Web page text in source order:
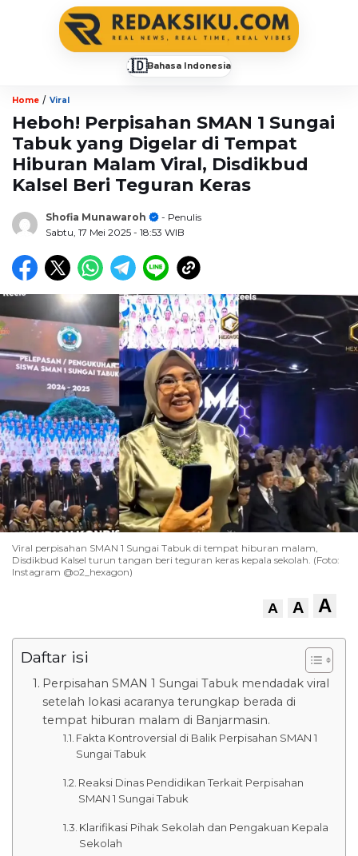
🇮🇩Bahasa Indonesia
Home / Viral
Heboh! Perpisahan SMAN 1 Sungai
Tabuk yang Digelar di Tempat
Hiburan Malam Viral, Disdikbud
Kalsel Beri Teguran Keras
Shofia Munawaroh
- Penulis
Sabtu, 17 Mei 2025 - 18:53 WIB
Viral perpisahan SMAN 1 Sungai Tabuk di tempat hiburan malam,
Disdikbud Kalsel turun tangan beri teguran keras kepala sekolah. (Foto:
Instagram @o2_hexagon)
A A A
Daftar isi
Perpisahan SMAN 1 Sungai Tabuk mendadak viral
setelah lokasi acaranya terungkap berada di
tempat hiburan malam di Banjarmasin.
Fakta Kontroversial di Balik Perpisahan SMAN 1
Sungai Tabuk
Reaksi Dinas Pendidikan Terkait Perpisahan
SMAN 1 Sungai Tabuk
Klarifikasi Pihak Sekolah dan Pengakuan Kepala
Sekolah